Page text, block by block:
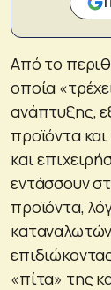
Από το
οποία
ανάπτυξης,
προϊόντα
και
εντάσσουν
προϊόντα,
«πίτα» της